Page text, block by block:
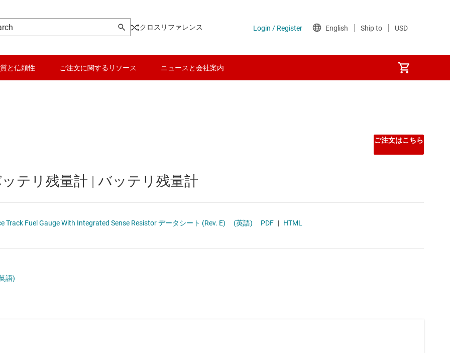
クロスリファレンス
と信頼性 ご注文に関するリソース ニュースと会社案内
マイコン (MCU) / プロセッサ
ロジックと電圧変換
テリ残量計 | バッテリ残量計
ご注文はこちら
Track Fuel Gauge With Integrated Sense Resistor データシート (Rev. E) (英語) PDF | HTML
語)